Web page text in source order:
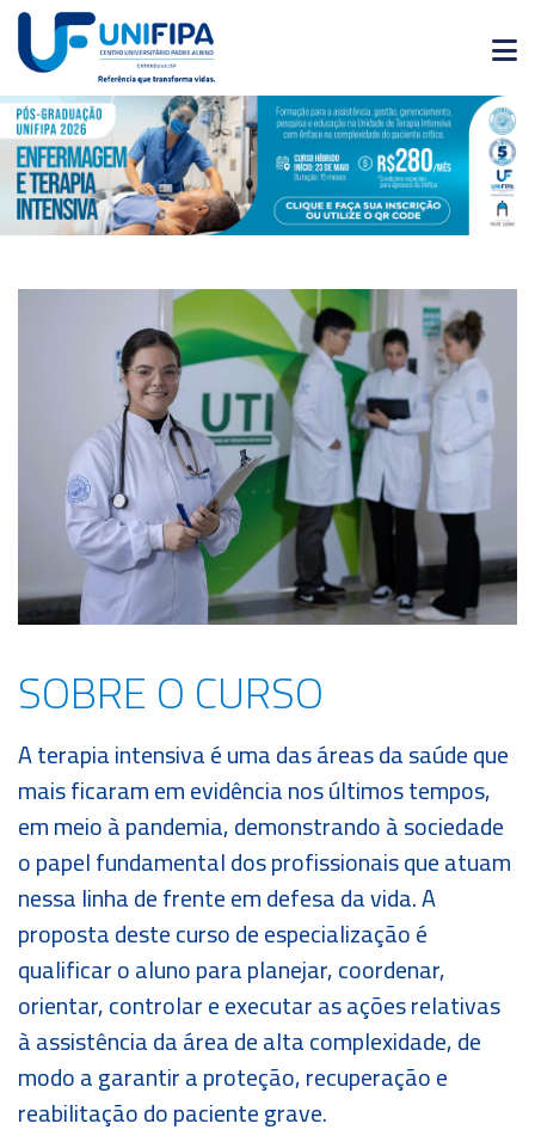
Graduação
Pós-
Graduação
Institucional
Internacionalização
Residência
Médica
Cursos
TOUR
Fale
Conosco
SOU
ALUNO
SOU
EX-
ALUNO
BENEFÍCIOS
SOBRE O CURSO
A terapia intensiva é uma das áreas da saúde que
mais ficaram em evidência nos últimos tempos,
em meio à pandemia, demonstrando à sociedade
o papel fundamental dos profissionais que atuam
nessa linha de frente em defesa da vida. A
proposta deste curso de especialização é
qualificar o aluno para planejar, coordenar,
orientar, controlar e executar as ações relativas
à assistência da área de alta complexidade, de
modo a garantir a proteção, recuperação e
reabilitação do paciente grave.